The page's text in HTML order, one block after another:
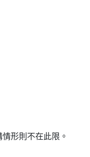
形則不在此限。